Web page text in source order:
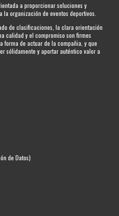
a proporcionar soluciones y
organización de eventos deportivos.
de clasificaciones, la clara orientación
calidad y el compromiso son firmes
forma de actuar de la compañia, y que
sólidamente y aportar auténtico valor a
de Datos)